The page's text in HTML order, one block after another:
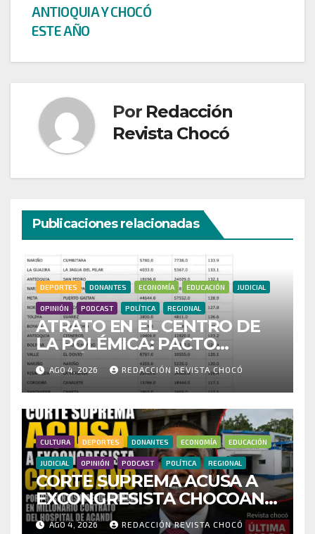
ANTIOQUIA Y CHOCÓ
ESTE AÑO
Por Redacción
Revista Chocó
Publicaciones relacionadas
DEPORTES DONANTES ECONOMÍA EDUCACIÓN JUDICIAL
OPINIÓN PODCAST POLÍTICA REGIONAL
ATRATO EN EL CENTRO DE
LA POLÉMICA: PACTO
HISTÓRICO CUESTIONA
CENSO ELECTORAL Y PIDE
INVESTIGAR PRESUNTO
FRAUDE
AGO 4, 2026 REDACCIÓN REVISTA CHOCÓ
CULTURA DEPORTES DONANTES ECONOMÍA EDUCACIÓN
JUDICIAL OPINIÓN PODCAST POLÍTICA REGIONAL
CORTE SUPREMA ACUSA A
EXCONGRESISTA CHOCOANO
POR PRESUNTAS
AGO 4, 2026 REDACCIÓN REVISTA CHOCÓ